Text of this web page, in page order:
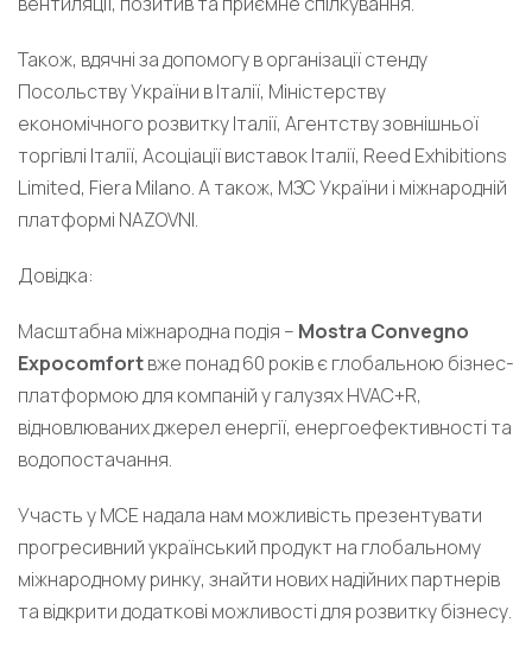
Також, вдячні за допомогу в організації стенду
Посольству України в Італії, Міністерству
економічного розвитку Італії, Агентству зовнішньої
торгівлі Італії, Асоціації виставок Італії, Reed Exhibitions
Limited, Fiera Milano. А також, МЗС України і міжнародній
платформі NAZOVNI.
Довідка:
Масштабна міжнародна подія – Mostra Convegno
Expocomfortвже понад 60 років є глобальною бізнес-
платформою для компаній у галузях HVAC+R,
відновлюваних джерел енергії, енергоефективності та
водопостачання.
Участь у MCE надала нам можливість презентувати
прогресивний український продукт на глобальному
міжнародному ринку, знайти нових надійних партнерів
та відкрити додаткові можливості для розвитку бізнесу.